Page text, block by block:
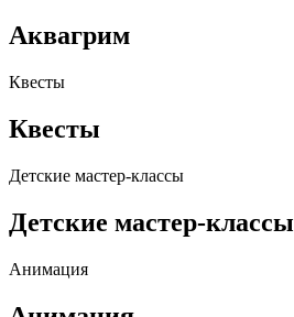
Аквагрим
Квесты
Квесты
Детские мастер-классы
Детские мастер-классы
Анимация